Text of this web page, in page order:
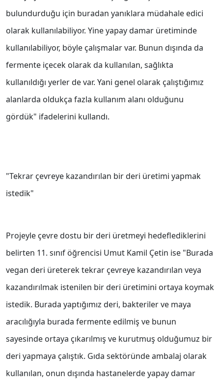
bulundurduğu için buradan yanıklara müdahale edici
olarak kullanılabiliyor. Yine yapay damar üretiminde
kullanılabiliyor, böyle çalışmalar var. Bunun dışında da
fermente içecek olarak da kullanılan, sağlıkta
kullanıldığı yerler de var. Yani genel olarak çalıştığımız
alanlarda oldukça fazla kullanım alanı olduğunu
gördük" ifadelerini kullandı.
"Tekrar çevreye kazandırılan bir deri üretimi yapmak
istedik"
Projeyle çevre dostu bir deri üretmeyi hedeflediklerini
belirten 11. sınıf öğrencisi Umut Kamil Çetin ise "Burada
vegan deri üreterek tekrar çevreye kazandırılan veya
kazandırılmak istenilen bir deri üretimini ortaya koymak
istedik. Burada yaptığımız deri, bakteriler ve maya
aracılığıyla burada fermente edilmiş ve bunun
sayesinde ortaya çıkarılmış ve kurutmuş olduğumuz bir
deri yapmaya çalıştık. Gıda sektöründe ambalaj olarak
kullanılan, onun dışında hastanelerde yapay damar